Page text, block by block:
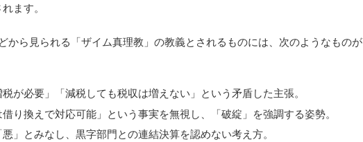
ます。
から見られる「ザイム真理教」の教義とされるものには、次のようなものが
税が必要」「減税しても税収は増えない」という矛盾した主張。
借り換えで対応可能」という事実を無視し、「破綻」を強調する姿勢。
」とみなし、黒字部門との連結決算を認めない考え方。